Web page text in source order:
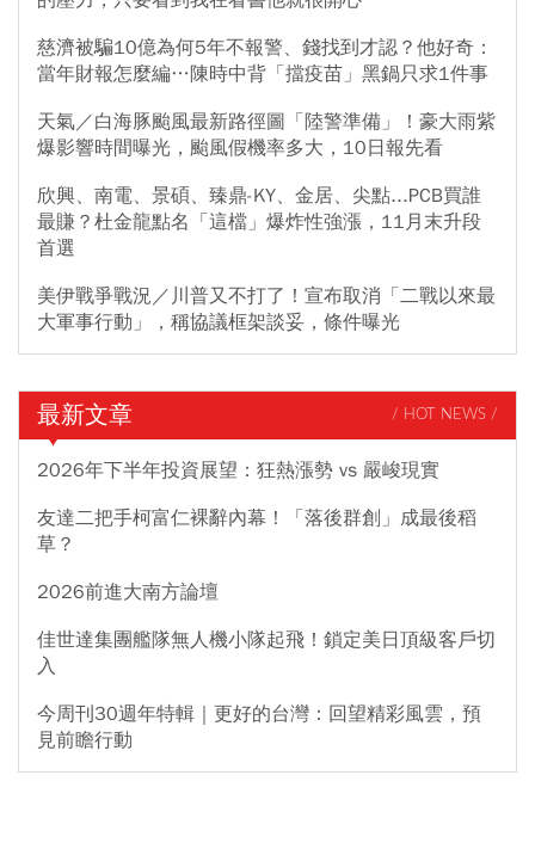
慈濟被騙10億為何5年不報警、錢找到才認？他好奇：
當年財報怎麼編…陳時中背「擋疫苗」黑鍋只求1件事
天氣／白海豚颱風最新路徑圖「陸警準備」！豪大雨紫
爆影響時間曝光，颱風假機率多大，10日報先看
欣興、南電、景碩、臻鼎-KY、金居、尖點...PCB買誰
最賺？杜金龍點名「這檔」爆炸性強漲，11月末升段
首選
美伊戰爭戰況／川普又不打了！宣布取消「二戰以來最
大軍事行動」，稱協議框架談妥，條件曝光
最新文章 / HOT NEWS /
2026年下半年投資展望：狂熱漲勢 vs 嚴峻現實
友達二把手柯富仁裸辭內幕！「落後群創」成最後稻
草？
2026前進大南方論壇
佳世達集團艦隊無人機小隊起飛！鎖定美日頂級客戶切
入
今周刊30週年特輯｜更好的台灣：回望精彩風雲，預
見前瞻行動